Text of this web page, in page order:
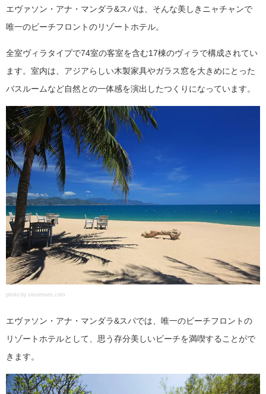
エヴァソン・アナ・マンダラ&スパは、そんな美しきニャチャンで
唯一のビーチフロントのリゾートホテル。
全室ヴィラタイプで74室の客室を含む17棟のヴィラで構成されてい
ます。室内は、アジアらしい木製家具やガラス窓を大きめにとった
バスルームなど自然との一体感を演出したつくりになっています。
photo by sixsenses.com
エヴァソン・アナ・マンダラ&スパでは、唯一のビーチフロントの
リゾートホテルとして、思う存分美しいビーチを満喫することがで
きます。